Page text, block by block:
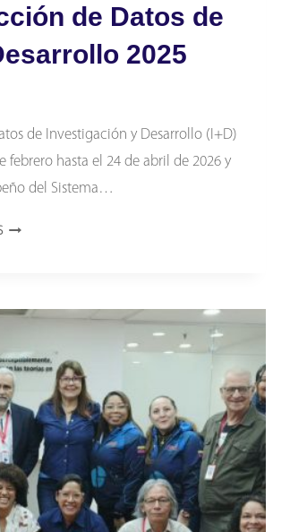
de Datos de
2025
de Investigación y Desarrollo (I+D)
febrero hasta el 24 de abril de 2026 y
del Sistema…
EN
LA
IMPERIAL
DEL
3E,
EL
ONCTI
INICIA
LA
CAMPAÑA
NACIONAL